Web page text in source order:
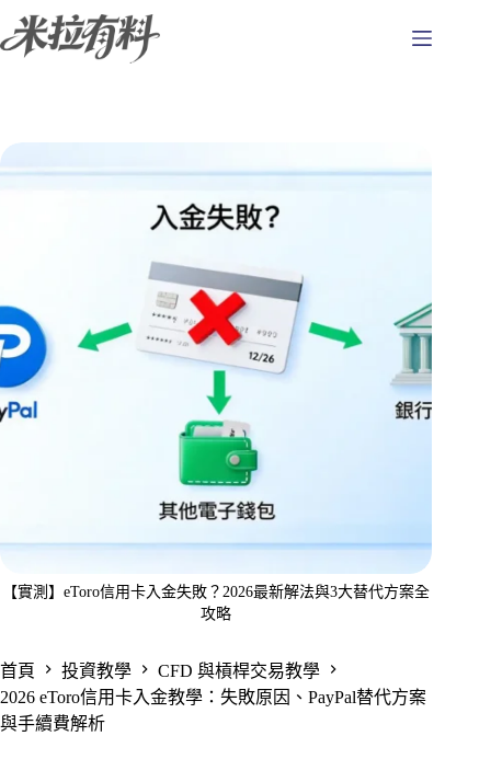
至
容
【實測】eToro信用卡入金失敗？2026最新解法與3大替代方案全
攻略
首頁 投資教學
CFD 與槓桿交易教學
2026 eToro信用卡入金教學：失敗原因、PayPal替代方案
與手續費解析